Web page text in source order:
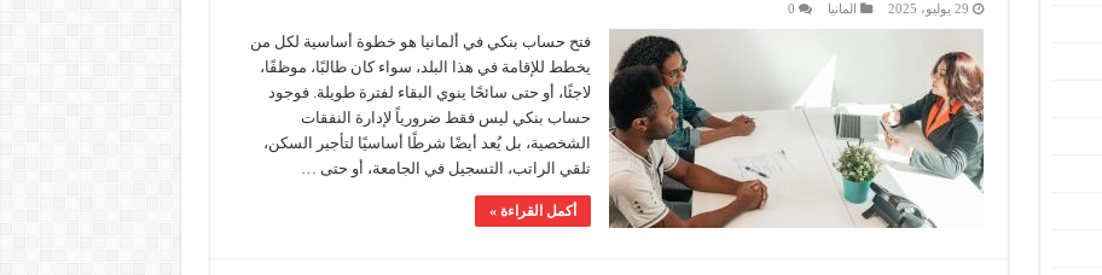
29 يوليو، 2025 المانيا 0
فتح حساب بنكي في ألمانيا هو خطوة أساسية لكل من
يخطط للإقامة في هذا البلد، سواء كان طالبًا، موظفًا،
لاجئًا، أو حتى سائحًا ينوي البقاء لفترة طويلة. فوجود
حساب بنكي ليس فقط ضرورياً لإدارة النفقات
الشخصية، بل يُعد أيضًا شرطًا أساسيًا لتأجير السكن،
تلقي الراتب، التسجيل في الجامعة، أو حتى …
أكمل القراءة »